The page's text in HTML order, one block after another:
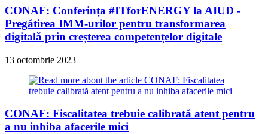
CONAF: Conferința #ITforENERGY la AIUD -
Pregătirea IMM-urilor pentru transformarea
digitală prin creșterea competențelor digitale
13 octombrie 2023
CONAF: Fiscalitatea trebuie calibrată atent pentru
a nu inhiba afacerile mici